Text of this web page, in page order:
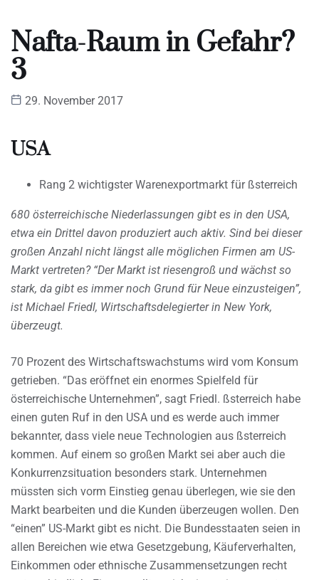
Nafta-Raum in Gefahr?
3
29. November 2017
USA
Rang 2 wichtigster Warenexportmarkt für ßsterreich
680 österreichische Niederlassungen gibt es in den USA,
etwa ein Drittel davon produziert auch aktiv. Sind bei dieser
großen Anzahl nicht längst alle möglichen Firmen am US-
Markt vertreten? “Der Markt ist riesengroß und wächst so
stark, da gibt es immer noch Grund für Neue einzusteigen”,
ist Michael Friedl, Wirtschaftsdelegierter in New York,
überzeugt.
70 Prozent des Wirtschaftswachstums wird vom Konsum
getrieben. “Das eröffnet ein enormes Spielfeld für
österreichische Unternehmen”, sagt Friedl. ßsterreich habe
einen guten Ruf in den USA und es werde auch immer
bekannter, dass viele neue Technologien aus ßsterreich
kommen. Auf einem so großen Markt sei aber auch die
Konkurrenzsituation besonders stark. Unternehmen
müssten sich vorm Einstieg genau überlegen, wie sie den
Markt bearbeiten und die Kunden überzeugen wollen. Den
“einen” US-Markt gibt es nicht. Die Bundesstaaten seien in
allen Bereichen wie etwa Gesetzgebung, Käuferverhalten,
Einkommen oder ethnische Zusammensetzungen recht